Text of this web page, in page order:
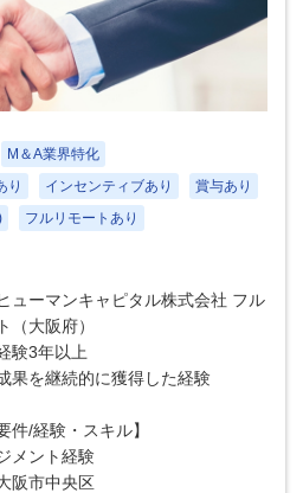
M＆A業界特化
り
インセンティブあり
賞与あり
フルリモートあり
ューマンキャピタル株式会社 フル
（大阪府）
験3年以上
果を継続的に獲得した経験
件/経験・スキル】
メント経験
阪市中央区